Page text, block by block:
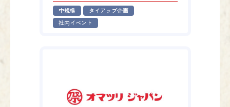
中規模
タイアップ企画
社内イベント